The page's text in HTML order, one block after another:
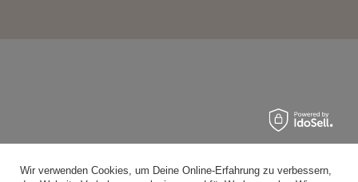
Wir verwenden Cookies, um Deine Online-Erfahrung zu verbessern,